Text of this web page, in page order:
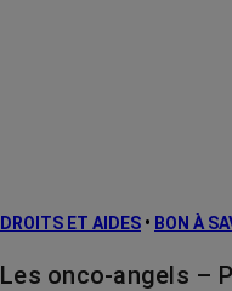
Traitements
DROITS ET AIDES • BON À
Les onco-angels –